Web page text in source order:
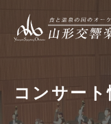
コンサート